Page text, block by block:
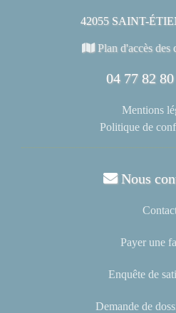
42055 SAINT-
Plan d'accès des
04 77 82
Mentions
Politique de
Nous
Payer une
Enquête de
Demande de